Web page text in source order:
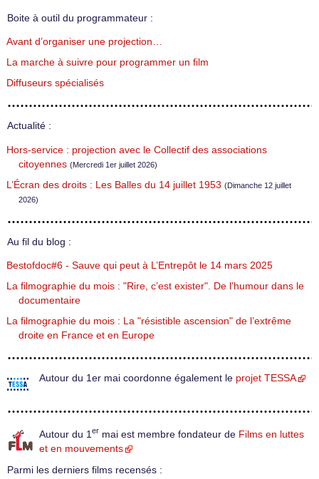
Boite à outil du programmateur :
Avant d’organiser une projection…
La marche à suivre pour programmer un film
Diffuseurs spécialisés
Actualité :
Hors-service : projection avec le Collectif des associations
citoyennes (Mercredi 1er juillet 2026)
L’Écran des droits : Les Balles du 14 juillet 1953 (Dimanche 12 juillet
2026)
Au fil du blog :
Bestofdoc#6 - Sauve qui peut à L’Entrepôt le 14 mars 2025
La filmographie du mois : "Rire, c’est exister". De l’humour dans le
documentaire
La filmographie du mois : La "résistible ascension" de l’extrême
droite en France et en Europe
Autour du 1er mai coordonne également le projet TESSA
Autour du 1 er mai est membre fondateur de Films en luttes
et en mouvements
Parmi les derniers films recensés :